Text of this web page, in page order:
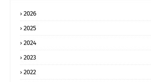
2026
2025
2024
2023
2022